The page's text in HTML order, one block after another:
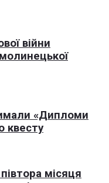
війни
«Дипломи
квесту
місяця